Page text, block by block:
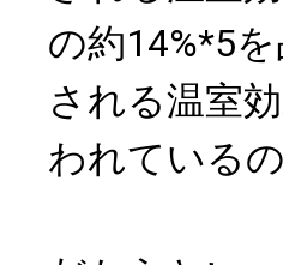
の約14%*5
される温室
われている